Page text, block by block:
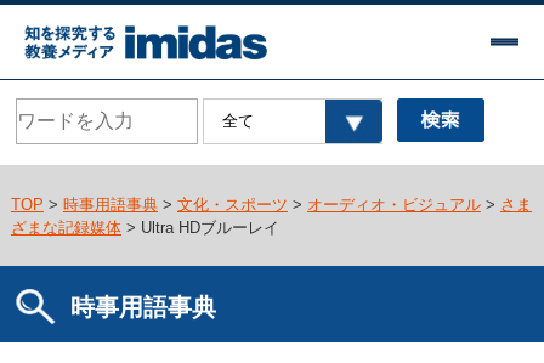
TOP > 時事用語事典> 文化・スポーツ > オーディオ・ビジュアル> さま
ざまな記録媒体> Ultra HDブルーレイ
時事用語事典